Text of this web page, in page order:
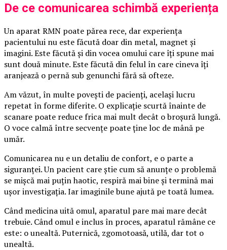
De ce comunicarea schimbă experiența
Un aparat RMN poate părea rece, dar experiența
pacientului nu este făcută doar din metal, magnet și
imagini. Este făcută și din vocea omului care îți spune mai
sunt două minute. Este făcută din felul în care cineva îți
aranjează o pernă sub genunchi fără să ofteze.
Am văzut, în multe povești de pacienți, același lucru
repetat în forme diferite. O explicație scurtă înainte de
scanare poate reduce frica mai mult decât o broșură lungă.
O voce calmă între secvențe poate ține loc de mână pe
umăr.
Comunicarea nu e un detaliu de confort, e o parte a
siguranței. Un pacient care știe cum să anunțe o problemă
se mișcă mai puțin haotic, respiră mai bine și termină mai
ușor investigația. Iar imaginile bune ajută pe toată lumea.
Când medicina uită omul, aparatul pare mai mare decât
trebuie. Când omul e inclus în proces, aparatul rămâne ce
este: o unealtă. Puternică, zgomotoasă, utilă, dar tot o
unealtă.